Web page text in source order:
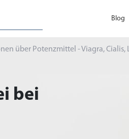
Blog
über Potenzmittel - Viagra, Cialis,
bei